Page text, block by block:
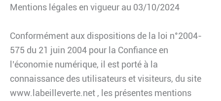
Mentions légales en vigueur au 03/10/2024
Conformément aux dispositions de la loi n°2004-
575 du 21 juin 2004 pour la Confiance en
l’économie numérique, il est porté à la
connaissance des utilisateurs et visiteurs, du site
www.labeilleverte.net , les présentes mentions